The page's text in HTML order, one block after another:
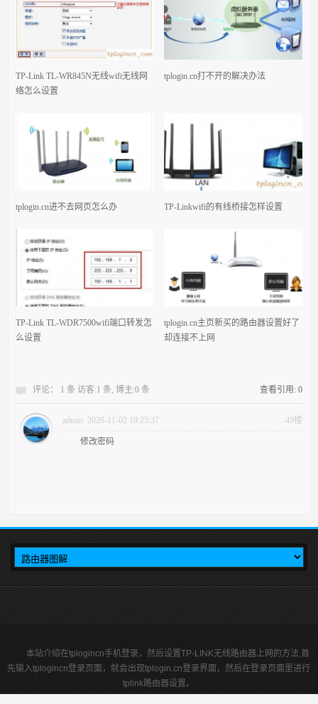
TP-Link TL-WR845N无线wifi无线网
络怎么设置
tplogin.cn打不开的解决办法
tplogin.cn进不去网页怎么办 TP-Linkwifi的有线桥接怎样设置
TP-Link TL-WDR7500wifi端口转发怎
么设置
tplogin.cn主页新买的路由器设置好了
却连接不上网
评论： 1 条 访客:1 条, 博主:0 条 查看引用: 0
admin 2020-11-02 19:25:37 -49楼
修改密码
本站介绍在tplogincn手机登录，然后设置TP-LINK无线路由器上网的方法,首
先输入tplogincn登录页面，就会出现tplogin.cn登录界面，然后在登录页面里进行
tplink路由器设置。